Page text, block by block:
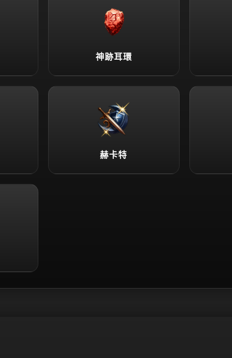
神跡耳環
赫卡特